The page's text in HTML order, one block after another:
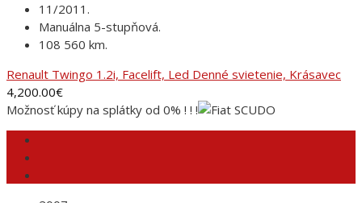
11/2011.
Manuálna 5-stupňová.
108 560 km.
Renault Twingo 1.2i, Facelift, Led Denné svietenie, Krásavec
4,200.00€
Možnosť kúpy na splátky od 0% ! ! !